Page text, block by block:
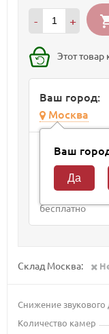
- +
Этот товар
Ваш город:
Москва
Ваш
Способ
Курьер Завтра
Самовывоз
Бесплатно
Склад Москва:
Снижение звукового
Количество камер